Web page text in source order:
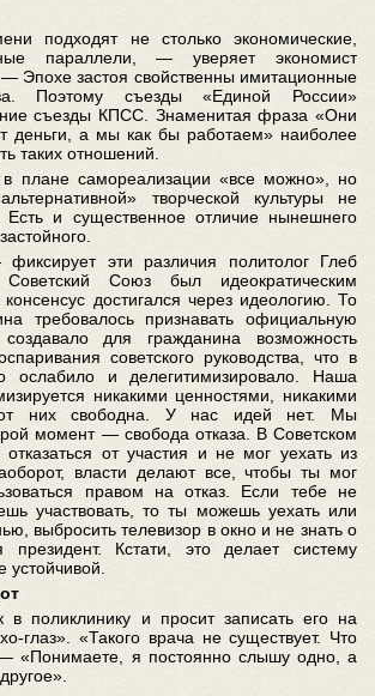
подходят не столько экономические,
параллели, — уверяет экономист
Эпохе застоя свойственны имитационные
Поэтому съезды «Единой России»
съезды КПСС. Знаменитая фраза «Они
деньги, а мы как бы работаем» наиболее
таких отношений.
плане самореализации «все можно», но
творческой культуры не
Есть и существенное отличие нынешнего
эти различия политолог Глеб
Союз был идеократическим
консенсус достигался через идеологию. То
требовалось признавать официальную
для гражданина возможность
советского руководства, что в
ослабило и делегитимизировало. Наша
никакими ценностями, никакими
них свободна. У нас идей нет. Мы
момент — свобода отказа. В Советском
от участия и не мог уехать из
власти делают все, чтобы ты мог
правом на отказ. Если тебе не
участвовать, то ты можешь уехать или
выбросить телевизор в окно и не знать о
президент. Кстати, это делает систему
устойчивой.
в поликлинику и просит записать его на
глаз». «Такого врача не существует. Что
— «Понимаете, я постоянно слышу одно, а